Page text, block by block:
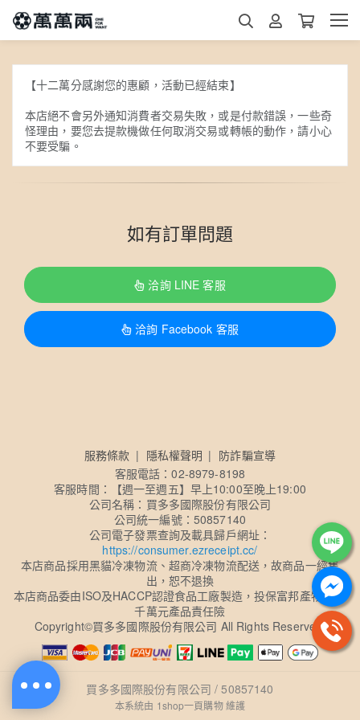
【十二萬分感謝您的惠顧，活動已經結束】
本店絕不會另外通知消費者交易失敗，或是付款錯誤，一些奇
怪理由，要您去提款機做任何取消交易或轉帳的動作，請小心
不要受騙。
如有訂單問題
洽詢 LINE 客服
洽詢 Facebook 客服
服務條款 隱私權聲明
防詐騙宣導
客服電話：02-8979-8198
客服時間：【週一至週五】早上10:00至晚上19:00
公司名稱：買多多國際股份有限公司
公司統一編號：50857140
公司電子發票查詢及載具歸戶網址：
https://consumer.ezreceipt.cc/
本店商品採用黑貓冷凍物流、超商冷凍物流配送，故商品一經售
出，恕不退換
本店商品委由ISO及HACCP認證食品工廠製造，投保富邦產物1億2
千萬元產品責任險
Copyright©買多多國際股份有限公司 All Rights Reserved.
買多多國際股份有限公司 / 50857140
本系統由 1shop一頁購物維護